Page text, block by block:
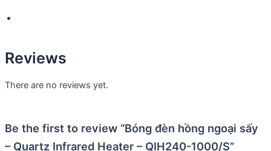
Reviews
There are no reviews yet.
Be the first to review “Bóng đèn hồng ngoại sấy
– Quartz Infrared Heater – QIH240-1000/S”